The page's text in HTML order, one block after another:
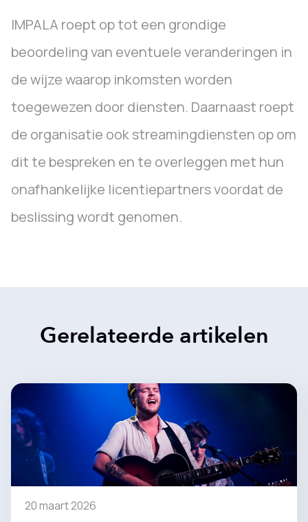
IMPALA roept op tot een grondige
beoordeling van eventuele veranderingen in
de wijze waarop inkomsten worden
toegewezen door diensten. Daarnaast roept
de organisatie ook streamingdiensten op om
dit te bespreken en te overleggen met hun
onafhankelijke licentiepartners voordat de
beslissing wordt genomen.
Gerelateerde artikelen
20 maart 2026